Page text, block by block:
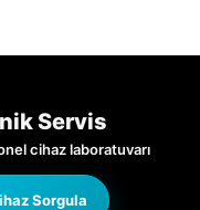
Servis
cihaz laboratuvarı
Sorgula